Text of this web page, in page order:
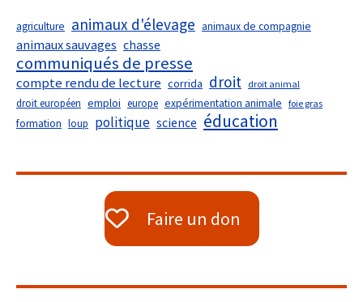
agriculture animaux d'élevage animaux de compagnie
animaux sauvages chasse
communiqués de presse
compte rendu de lecture corrida droit droit animal
droit européen emploi europe expérimentation animale foie gras
formation loup politique science éducation
Faire un don